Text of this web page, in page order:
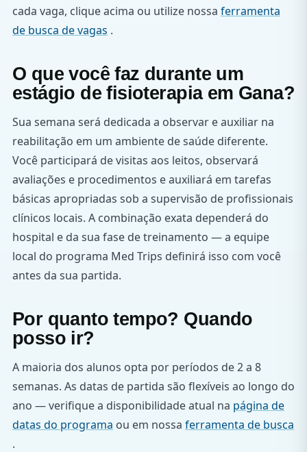
cada vaga, clique acima ou utilize nossa ferramenta
de busca de vagas .
O que você faz durante um
estágio de fisioterapia em Gana?
Sua semana será dedicada a observar e auxiliar na
reabilitação em um ambiente de saúde diferente.
Você participará de visitas aos leitos, observará
avaliações e procedimentos e auxiliará em tarefas
básicas apropriadas sob a supervisão de profissionais
clínicos locais. A combinação exata dependerá do
hospital e da sua fase de treinamento — a equipe
local do programa Med Trips definirá isso com você
antes da sua partida.
Por quanto tempo? Quando
posso ir?
A maioria dos alunos opta por períodos de 2 a 8
semanas. As datas de partida são flexíveis ao longo do
ano — verifique a disponibilidade atual na página de
datas do programa ou em nossa ferramenta de busca
.